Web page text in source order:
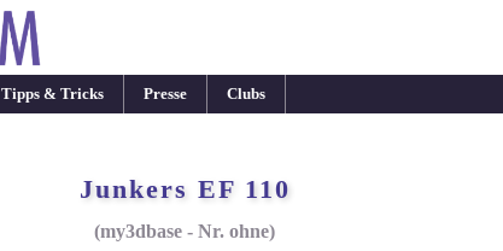
Tipps & Tricks Presse Clubs
Junkers EF 110
(my3dbase - Nr. ohne)